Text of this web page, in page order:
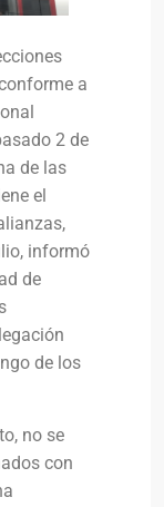
a
2 de
de las
el
informó
de
de los
no se
con